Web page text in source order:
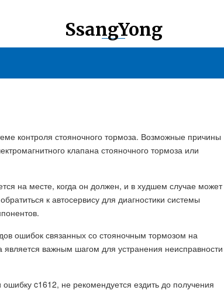
SsangYong
контроля стояночного тормоза. Возможные причины
клапана стояночного тормоза или
на месте, когда он должен, и в худшем случае может
к автосервису для диагностики системы
ошибок связанных со стояночным тормозом на
важным шагом для устранения неисправности
c1612, не рекомендуется ездить до получения